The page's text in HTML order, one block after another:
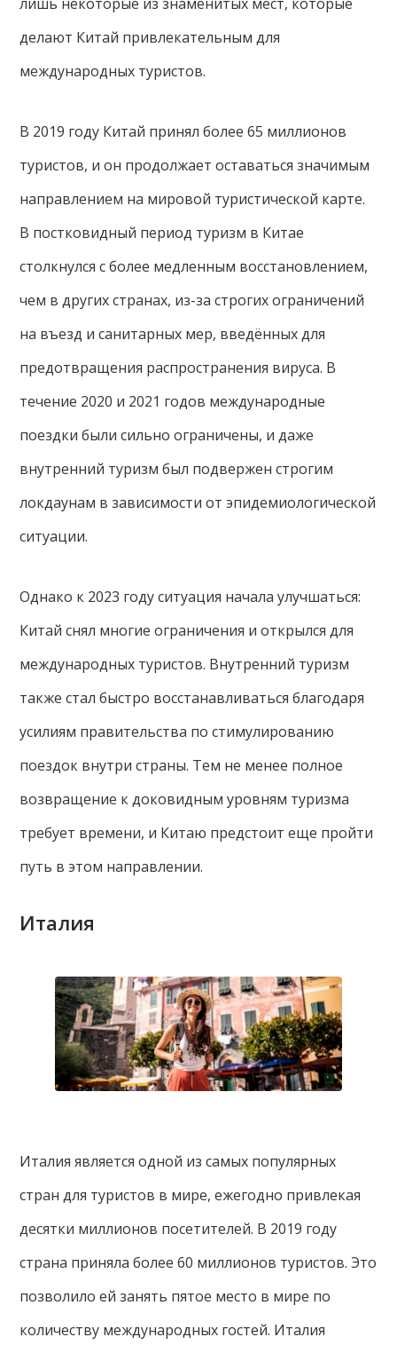
делают Китай привлекательным для
международных туристов.
В 2019 году Китай принял более 65 миллионов
туристов, и он продолжает оставаться значимым
направлением на мировой туристической карте.
В постковидный период туризм в Китае
столкнулся с более медленным восстановлением,
чем в других странах, из-за строгих ограничений
на въезд и санитарных мер, введённых для
предотвращения распространения вируса. В
течение 2020 и 2021 годов международные
поездки были сильно ограничены, и даже
внутренний туризм был подвержен строгим
локдаунам в зависимости от эпидемиологической
ситуации.
Однако к 2023 году ситуация начала улучшаться:
Китай снял многие ограничения и открылся для
международных туристов. Внутренний туризм
также стал быстро восстанавливаться благодаря
усилиям правительства по стимулированию
поездок внутри страны. Тем не менее полное
возвращение к доковидным уровням туризма
требует времени, и Китаю предстоит еще пройти
путь в этом направлении.
Италия
Италия является одной из самых популярных
стран для туристов в мире, ежегодно привлекая
десятки миллионов посетителей. В 2019 году
страна приняла более 60 миллионов туристов. Это
позволило ей занять пятое место в мире по
количеству международных гостей. Италия